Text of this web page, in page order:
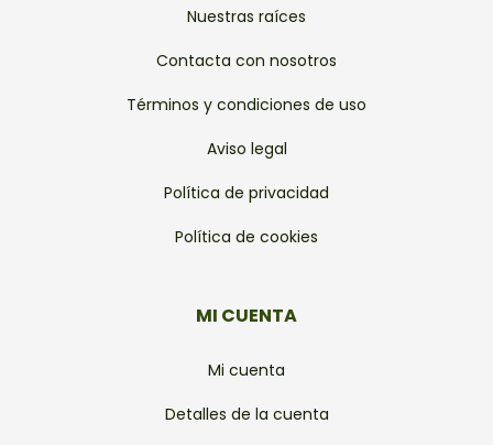
Nuestras raíces
Contacta con nosotros
Términos y condiciones de uso
Aviso legal
Política de privacidad
Política de cookies
MI CUENTA
Mi cuenta
Detalles de la cuenta